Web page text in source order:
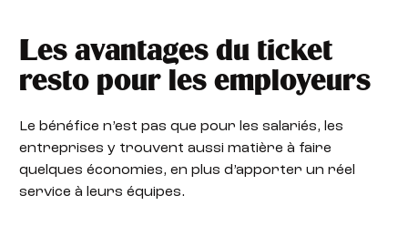
Les avantages du ticket
resto pour les employeurs
Le bénéfice n’est pas que pour les salariés, les
entreprises y trouvent aussi matière à faire
quelques économies, en plus d’apporter un réel
service à leurs équipes.